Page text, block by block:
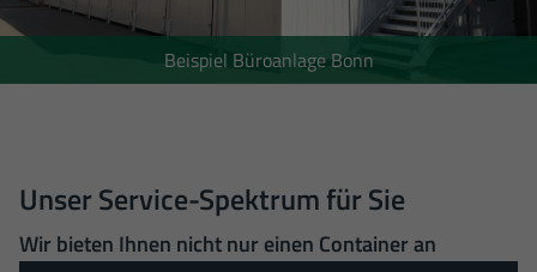
Beispiel Büroanlage Bonn
Unser Service-Spektrum für Sie
Wir bieten Ihnen nicht nur einen Container an